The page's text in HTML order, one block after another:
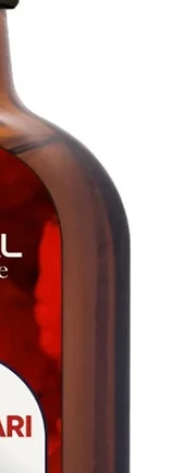
ENTREGA ESTIMADA:
Europa: 2-4 días
Para EE. UU. Y
Para el resto del
PARA CONSULTAS
PREGUNTAS POR